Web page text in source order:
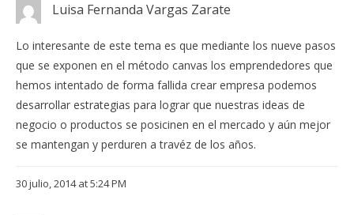
Luisa Fernanda Vargas Zarate
Lo interesante de este tema es que mediante los nueve pasos
que se exponen en el método canvas los emprendedores que
hemos intentado de forma fallida crear empresa podemos
desarrollar estrategias para lograr que nuestras ideas de
negocio o productos se posicinen en el mercado y aún mejor
se mantengan y perduren a travéz de los años.
30 julio, 2014 at 5:24 PM